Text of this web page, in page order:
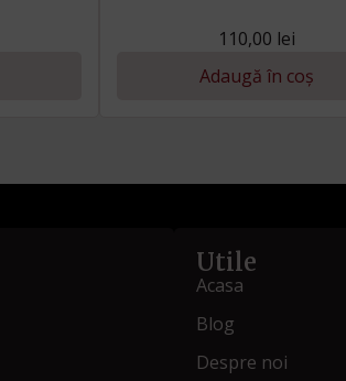
110,00 lei
Adaugă în coș
Utile
Acasa
Blog
Despre noi